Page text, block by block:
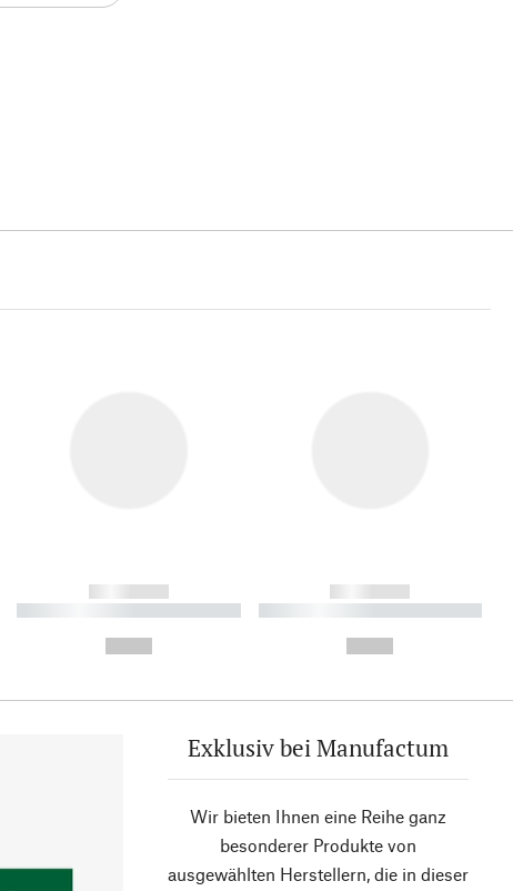
------------
----------- ----------- ----------
------------
----------- ----------- ----------
Exklusiv bei Manufactum
Wir bieten Ihnen eine Reihe ganz
besonderer Produkte von
ausgewählten Herstellern, die in dieser